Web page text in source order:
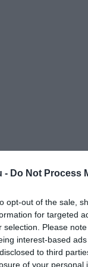
- Do Not Process
opt-out of the sale,
for targeted
selection. Please
interest-based
to third
of your personal
nyaralás
szállást és
azonban
szerint
tesz a